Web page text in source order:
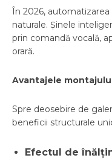
În 2026,
naturale. Șinele
prin comandă vocală,
orară.
Avantajele
Spre deosebire de
beneficii structurale
Efectul de